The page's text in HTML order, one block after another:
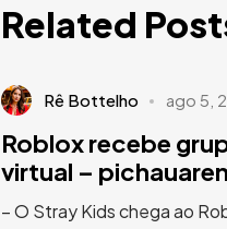
Related
Rê Bottelho ago 5,
Roblox recebe
virtual –
– O Stray Kids chega ao